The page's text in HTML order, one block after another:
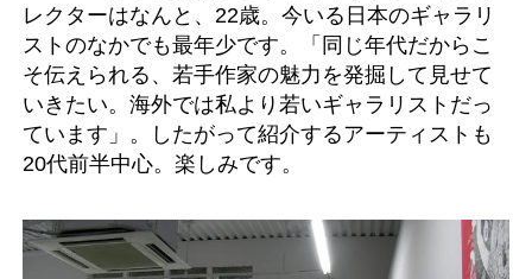
レクターはなんと、22歳。今いる日本のギャラリ
ストのなかでも最年少です。「同じ年代だからこ
そ伝えられる、若手作家の魅力を発掘して見せて
いきたい。海外では私より若いギャラリストだっ
ています」。したがって紹介するアーティストも
20代前半中心。楽しみです。